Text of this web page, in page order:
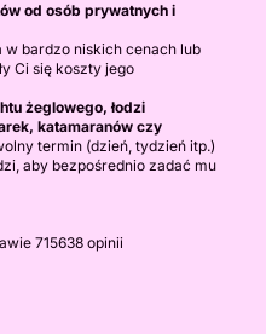
od osób prywatnych i
bardzo niskich cenach lub
Ci się koszty jego
żeglowego, łodzi
katamaranów czy
termin (dzień, tydzień itp.)
aby bezpośrednio zadać mu
715638 opinii